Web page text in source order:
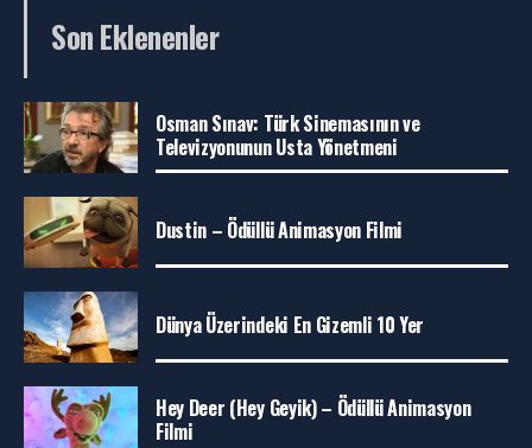
Son Eklenenler
Osman Sınav: Türk Sinemasının ve
Televizyonunun Usta Yönetmeni
Dustin – Ödüllü Animasyon Filmi
Dünya Üzerindeki En Gizemli 10 Yer
Hey Deer (Hey Geyik) – Ödüllü Animasyon
Filmi